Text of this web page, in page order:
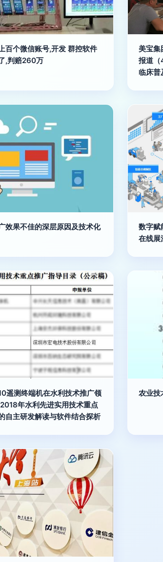
百个微信账号,开发 群控软件
,判赔260万
美宝集
报道
临床普
效果不佳的深层原因及技术化
数字
在线展
遥测终端机在水利技术推广领
年水利先进实用技术重点
自主研发解读与软件结合探析
农业技